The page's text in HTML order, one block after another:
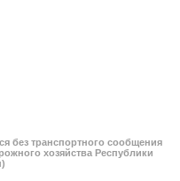
автомобильных дорог,
ещё пребывают в